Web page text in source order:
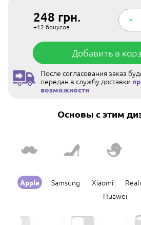
248 грн.
+12 бонусов
-
Добавить в
После согласования заказ
передан в службу доставки
возможности
Основы с этим
Apple Samsung Xiaomi
Huawei